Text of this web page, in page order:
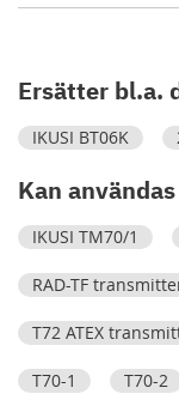
Ersätter bl.a.
IKUSI BT06K
Kan
IKUSI TM70/1
RAD-TF
T72 ATEX
T70-1 T70-2